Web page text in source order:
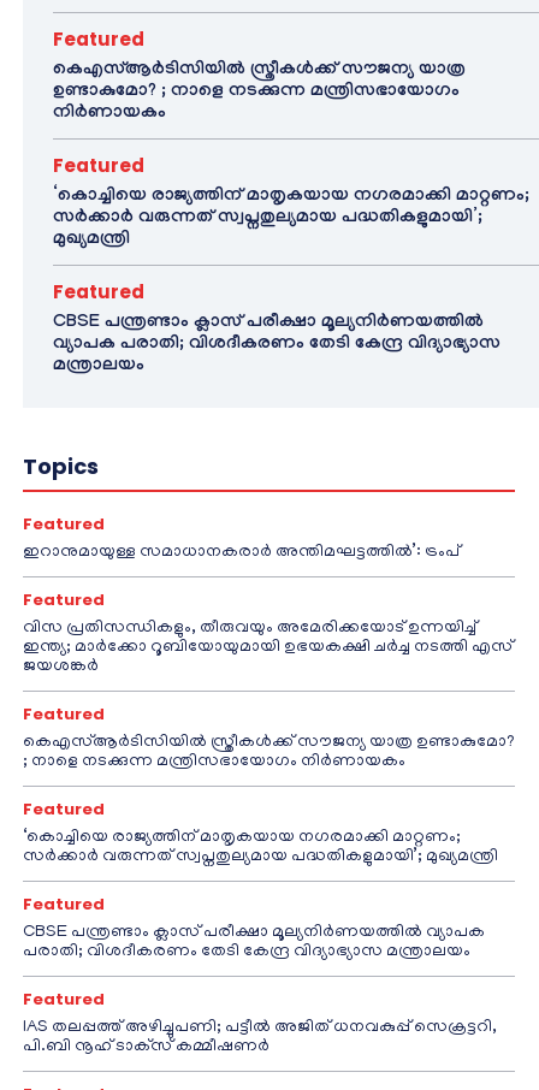
Featured
കെഎസ്ആർടിസിയിൽ സ്ത്രീകൾക്ക് സൗജന്യ യാത്ര
ഉണ്ടാകുമോ? ; നാളെ നടക്കുന്ന മന്ത്രിസഭായോഗം
നിർണായകം
Featured
‘കൊച്ചിയെ രാജ്യത്തിന് മാതൃകയായ നഗരമാക്കി മാറ്റണം;
സർക്കാർ വരുന്നത് സ്വപ്നതുല്യമായ പദ്ധതികളുമായി’;
മുഖ്യമന്ത്രി
Featured
CBSE പന്ത്രണ്ടാം ക്ലാസ് പരീക്ഷാ മൂല്യനിർണയത്തിൽ
വ്യാപക പരാതി; വിശദീകരണം തേടി കേന്ദ്ര വിദ്യാഭ്യാസ
മന്ത്രാലയം
Topics
Featured
ഇറാനുമായുള്ള സമാധാനകരാർ അന്തിമഘട്ടത്തിൽ‌’: ട്രംപ്
Featured
വിസ പ്രതിസന്ധികളും, തീരുവയും അമേരിക്കയോട് ഉന്നയിച്ച്
ഇന്ത്യ; മാർക്കോ റൂബിയോയുമായി ഉഭയകക്ഷി ചർച്ച നടത്തി എസ്
ജയശങ്കർ
Featured
കെഎസ്ആർടിസിയിൽ സ്ത്രീകൾക്ക് സൗജന്യ യാത്ര ഉണ്ടാകുമോ?
; നാളെ നടക്കുന്ന മന്ത്രിസഭായോഗം നിർണായകം
Featured
‘കൊച്ചിയെ രാജ്യത്തിന് മാതൃകയായ നഗരമാക്കി മാറ്റണം;
സർക്കാർ വരുന്നത് സ്വപ്നതുല്യമായ പദ്ധതികളുമായി’; മുഖ്യമന്ത്രി
Featured
CBSE പന്ത്രണ്ടാം ക്ലാസ് പരീക്ഷാ മൂല്യനിർണയത്തിൽ വ്യാപക
പരാതി; വിശദീകരണം തേടി കേന്ദ്ര വിദ്യാഭ്യാസ മന്ത്രാലയം
Featured
IAS തലപ്പത്ത് അഴിച്ചുപണി; പട്ടീല്‍ അജിത് ധനവകുപ്പ് സെക്രട്ടറി,
പി.ബി നൂഹ് ടാക്‌സ് കമ്മീഷണര്‍